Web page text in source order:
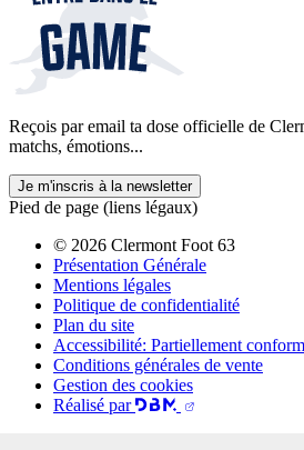
Reçois par email ta dose officielle de
matchs, émotions...
Je m'inscris à la newsletter
Pied de page (liens légaux)
© 2026 Clermont Foot 63
Présentation Générale
Mentions légales
Politique de confidentialité
Plan du site
Accessibilité: Partiellement
Conditions générales de vente
Gestion des cookies
Réalisé par